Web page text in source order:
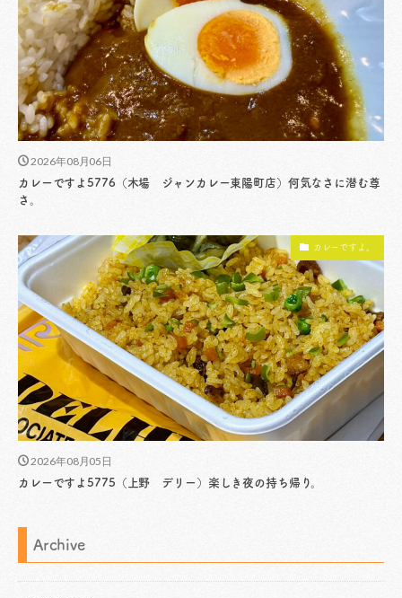
2026年08月06日
カレーですよ5776（木場 ジャンカレー東陽町店）何気なさに潜む尊
さ。
カレーですよ。
2026年08月05日
カレーですよ5775（上野 デリー）楽しき夜の持ち帰り。
Archive